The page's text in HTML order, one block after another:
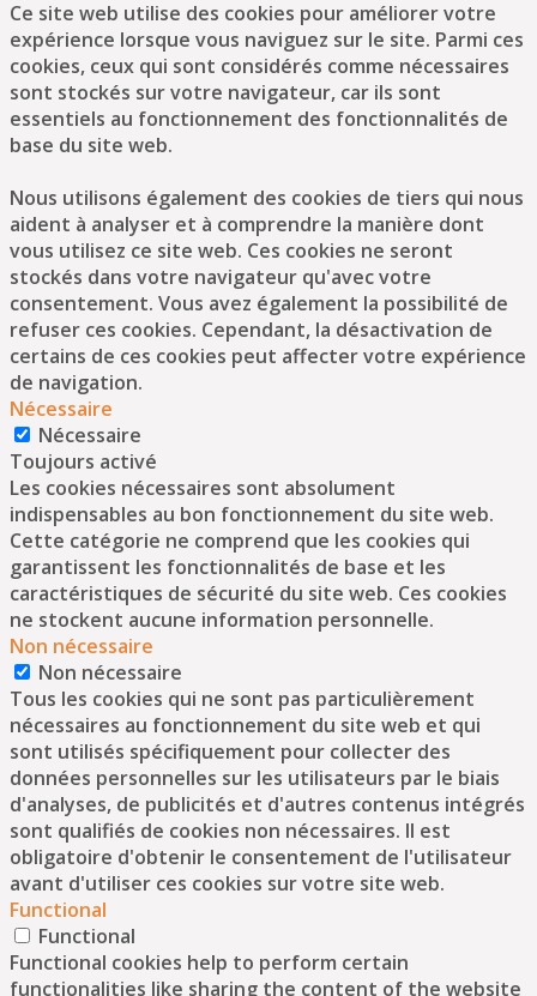
Ce site web utilise des cookies pour améliorer votre
expérience lorsque vous naviguez sur le site. Parmi ces
cookies, ceux qui sont considérés comme nécessaires
sont stockés sur votre navigateur, car ils sont
essentiels au fonctionnement des fonctionnalités de
base du site web.
Nous utilisons également des cookies de tiers qui nous
aident à analyser et à comprendre la manière dont
vous utilisez ce site web. Ces cookies ne seront
stockés dans votre navigateur qu'avec votre
consentement. Vous avez également la possibilité de
refuser ces cookies. Cependant, la désactivation de
certains de ces cookies peut affecter votre expérience
de navigation.
Nécessaire
Nécessaire
Toujours activé
Les cookies nécessaires sont absolument
indispensables au bon fonctionnement du site web.
Cette catégorie ne comprend que les cookies qui
garantissent les fonctionnalités de base et les
caractéristiques de sécurité du site web. Ces cookies
ne stockent aucune information personnelle.
Non nécessaire
Non nécessaire
Tous les cookies qui ne sont pas particulièrement
nécessaires au fonctionnement du site web et qui
sont utilisés spécifiquement pour collecter des
données personnelles sur les utilisateurs par le biais
d'analyses, de publicités et d'autres contenus intégrés
sont qualifiés de cookies non nécessaires. Il est
obligatoire d'obtenir le consentement de l'utilisateur
avant d'utiliser ces cookies sur votre site web.
Functional
Functional
Functional cookies help to perform certain
functionalities like sharing the content of the website